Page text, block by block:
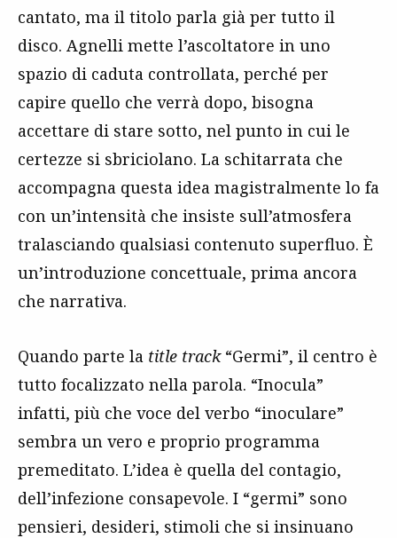
cantato, ma il titolo parla già per tutto il
disco. Agnelli mette l’ascoltatore in uno
spazio di caduta controllata, perché per
capire quello che verrà dopo, bisogna
accettare di stare sotto, nel punto in cui le
certezze si sbriciolano. La schitarrata che
accompagna questa idea magistralmente lo fa
con un’intensità che insiste sull’atmosfera
tralasciando qualsiasi contenuto superfluo. È
un’introduzione concettuale, prima ancora
che narrativa.
Quando parte la title track“Germi”, il centro è
tutto focalizzato nella parola. “Inocula”
infatti, più che voce del verbo “inoculare”
sembra un vero e proprio programma
premeditato. L’idea è quella del contagio,
dell’infezione consapevole. I “germi” sono
pensieri, desideri, stimoli che si insinuano